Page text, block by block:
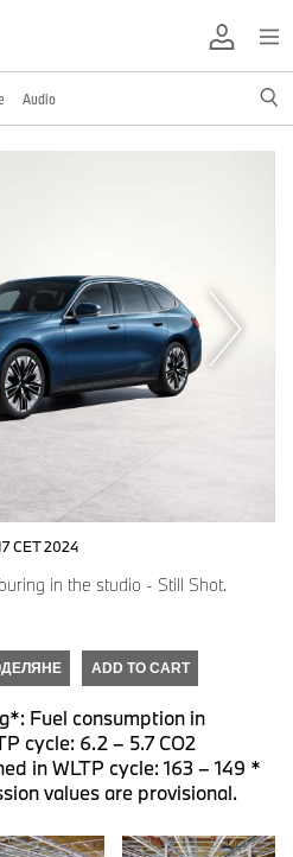
Audio
CET 2024
in the studio - Still Shot.
ADD TO CART
Fuel consumption in
cycle: 6.2 – 5.7 CO2
in WLTP cycle: 163 – 149 *
values are provisional.